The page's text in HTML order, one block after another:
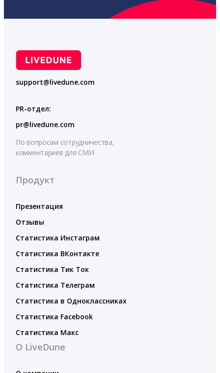
support@livedune.com
PR-отдел:
pr@livedune.com
По вопросам сотрудничества,
комментариев для СМИ
Продукт
Презентация
Отзывы
Статистика Инстаграм
Статистика ВКонтакте
Статистика Тик Ток
Статистика Телеграм
Статистика в Одноклассниках
Статистика Facebook
Статистика Макс
О LiveDune